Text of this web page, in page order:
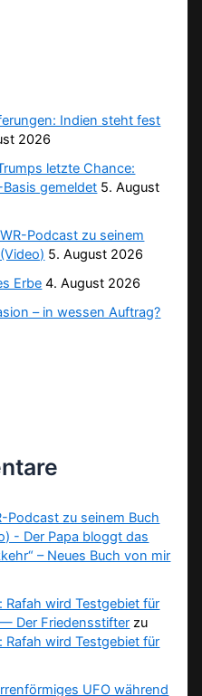
Indien steht fest
2026
letzte Chance:
gemeldet 5. August
Podcast zu seinem
5. August 2026
Erbe 4. August 2026
– in wessen Auftrag?
Podcast zu seinem Buch
- Der Papa bloggt das
– Neues Buch von mir
Rafah wird Testgebiet für
Der Friedensstifter zu
Rafah wird Testgebiet für
UFO während